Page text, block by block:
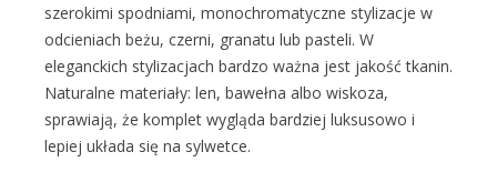
szerokimi spodniami, monochromatyczne stylizacje w
odcieniach beżu, czerni, granatu lub pasteli. W
eleganckich stylizacjach bardzo ważna jest jakość tkanin.
Naturalne materiały: len, bawełna albo wiskoza,
sprawiają, że komplet wygląda bardziej luksusowo i
lepiej układa się na sylwetce.